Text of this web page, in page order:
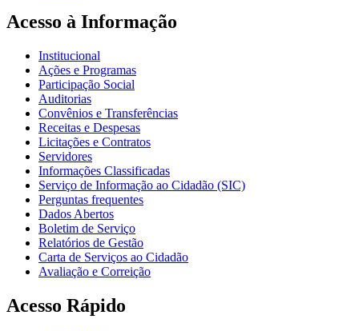
Acesso à Informação
Institucional
Ações e Programas
Participação Social
Auditorias
Convênios e Transferências
Receitas e Despesas
Licitações e Contratos
Servidores
Informações Classificadas
Serviço de Informação ao Cidadão (SIC)
Perguntas frequentes
Dados Abertos
Boletim de Serviço
Relatórios de Gestão
Carta de Serviços ao Cidadão
Avaliação e Correição
Acesso Rápido